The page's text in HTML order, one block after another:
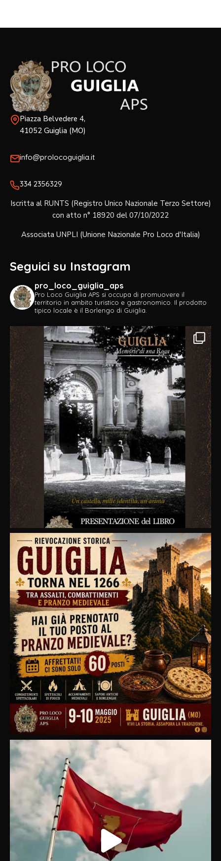
Piazza Belvedere 4,
41052 Guiglia (MO)
info@prolocoguiglia.it
334 2356329‬
Iscritta al RUNTS (Registro Unico Nazionale Terzo Settore)
con atto n° 18920 del 07/10/2022
Associata UNPLI (Unione Nazionale Pro Loco d'Italia)
Seguici su Instagram
pro_loco_guiglia_aps
Pro Loco Guiglia APS si occupa di promuovere il
territorio in ambito turistico e gastronomico. Il prodotto
tipico locale è il Borlengo di Guiglia.